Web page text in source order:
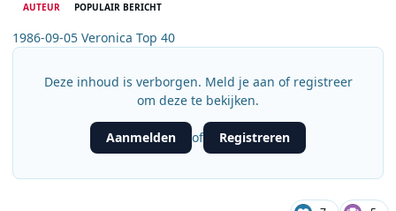
AUTEUR POPULAIR BERICHT
1986-09-05 Veronica Top 40
Deze inhoud is verborgen. Meld je aan of registreer
om deze te bekijken.
Aanmelden of Registreren